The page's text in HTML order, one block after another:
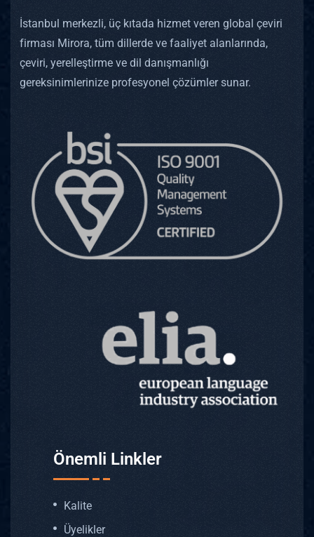
İstanbul merkezli, üç kıtada hizmet veren global çeviri
firması Mirora, tüm dillerde ve faaliyet alanlarında,
çeviri, yerelleştirme ve dil danışmanlığı
gereksinimlerinize profesyonel çözümler sunar.
Önemli Linkler
Kalite
Üyelikler